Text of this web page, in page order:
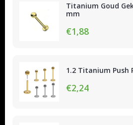
Titanium Goud
mm
€1,88
1.2 Titanium Push
€2,24